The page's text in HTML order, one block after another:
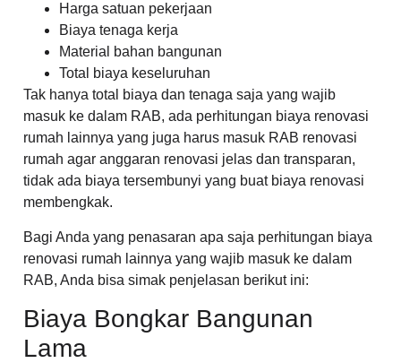
Harga satuan pekerjaan
Biaya tenaga kerja
Material bahan bangunan
Total biaya keseluruhan
Tak hanya total biaya dan tenaga saja yang wajib
masuk ke dalam RAB, ada perhitungan biaya renovasi
rumah lainnya yang juga harus masuk RAB renovasi
rumah agar anggaran renovasi jelas dan transparan,
tidak ada biaya tersembunyi yang buat biaya renovasi
membengkak.
Bagi Anda yang penasaran apa saja perhitungan biaya
renovasi rumah lainnya yang wajib masuk ke dalam
RAB, Anda bisa simak penjelasan berikut ini:
Biaya Bongkar Bangunan
Lama